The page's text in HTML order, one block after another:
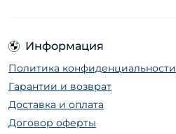
Информация
Политика конфиденциальности
Гарантии и возврат
Доставка и оплата
Договор оферты